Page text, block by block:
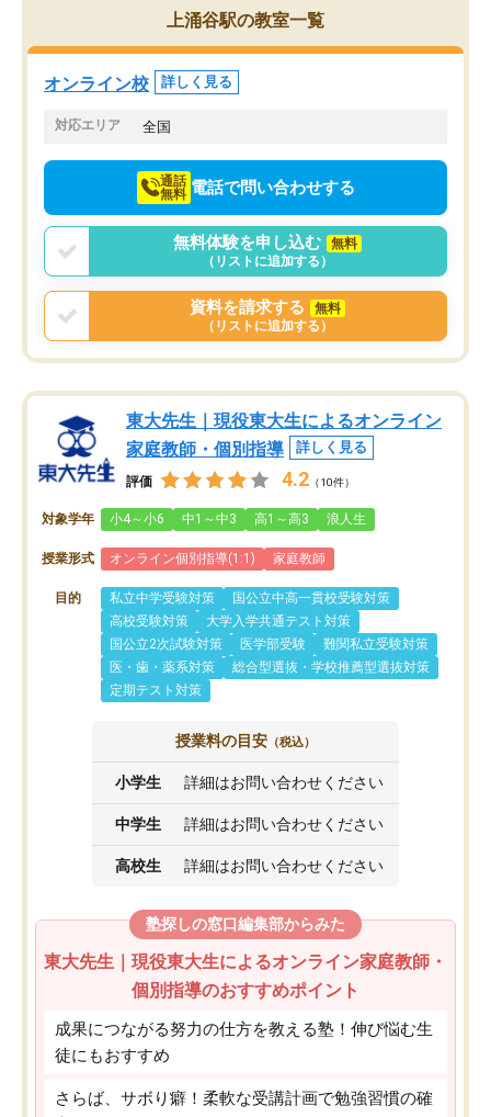
を的確に指導いただき、子どももびっ
くりするほど楽しんでやる気を持って
塾を受けています。狙い通り、少しず
つ成績も上がり、苦手意識も無くなっ
てきたので、さらに苦手な数学も追加
でお願いしました。来年の高校受験に
上涌谷駅の教室一覧
オンライン校 詳しく見る
対応エリア 全国
通話
無料 電話で問い合わせする
無料体験を申し込む
無料
（リストに追加する）
資料を請求する
無料
（リストに追加する）
東大先生｜現役東大生によるオンライン
家庭教師・個別指導
詳しく見る
評価 4.2 （10件）
対象学年 小4～小6 中1～中3 高1～高3 浪人生
授業形式 オンライン個別指導(1:1) 家庭教師
目的 私立中学受験対策
国公立中高一貫校受験対策
高校受験対策
大学入学共通テスト対策
国公立2次試験対策
医学部受験
難関私立受験対策
医・歯・薬系対策
総合型選抜・学校推薦型選抜対策
定期テスト対策
授業料の目安 （税込）
小学生 詳細はお問い合わせください
中学生 詳細はお問い合わせください
高校生 詳細はお問い合わせください
塾探しの窓口編集部からみた
東大先生｜現役東大生によるオンライン家庭教師・
個別指導のおすすめポイント
成果につながる努力の仕方を教える塾！伸び悩む生
徒にもおすすめ
さらば、サボり癖！柔軟な受講計画で勉強習慣の確